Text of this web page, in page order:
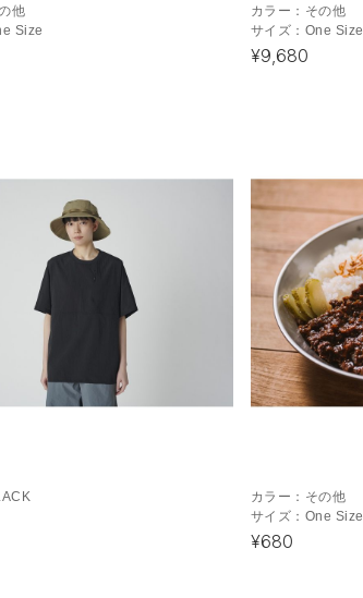
他
Size
カラー： その他
サイズ： One Size
¥9,680
カラー： その他
サイズ： One Size
¥680